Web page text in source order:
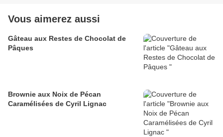
Vous aimerez aussi
Gâteau aux Restes de Chocolat de
Pâques
Brownie aux Noix de Pécan
Caramélisées de Cyril Lignac